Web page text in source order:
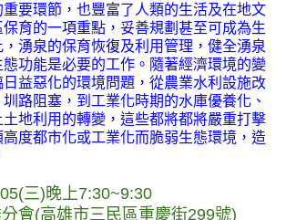
重要環節，也豐富了人類的生活及在地文
育的一項重點，妥善規劃甚至可成為生
湧泉的保育恢復及利用管理，健全湧泉
功能是必要的工作。隨著經濟環境的變
益惡化的環境問題，從農業水利設施改
路阻塞，到工業化時期的水庫優養化、
地利用的轉變，這些都將都將嚴重打擊
度都市化或工業化而脆弱生態環境，造
三)晚上7:30~9:30
分會(高雄市三民區重慶街299號)